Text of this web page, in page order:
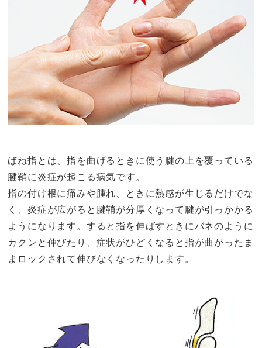
ばね指とは、指を曲げるときに使う腱の上を覆っている
腱鞘に炎症が起こる病気です。
指の付け根に痛みや腫れ、ときに熱感が生じるだけでな
く、炎症が広がると腱鞘が分厚くなって腱が引っかかる
ようになります。すると指を伸ばすときにバネのように
カクンと伸びたり、症状がひどくなると指が曲がったま
まロックされて伸びなくなったりします。